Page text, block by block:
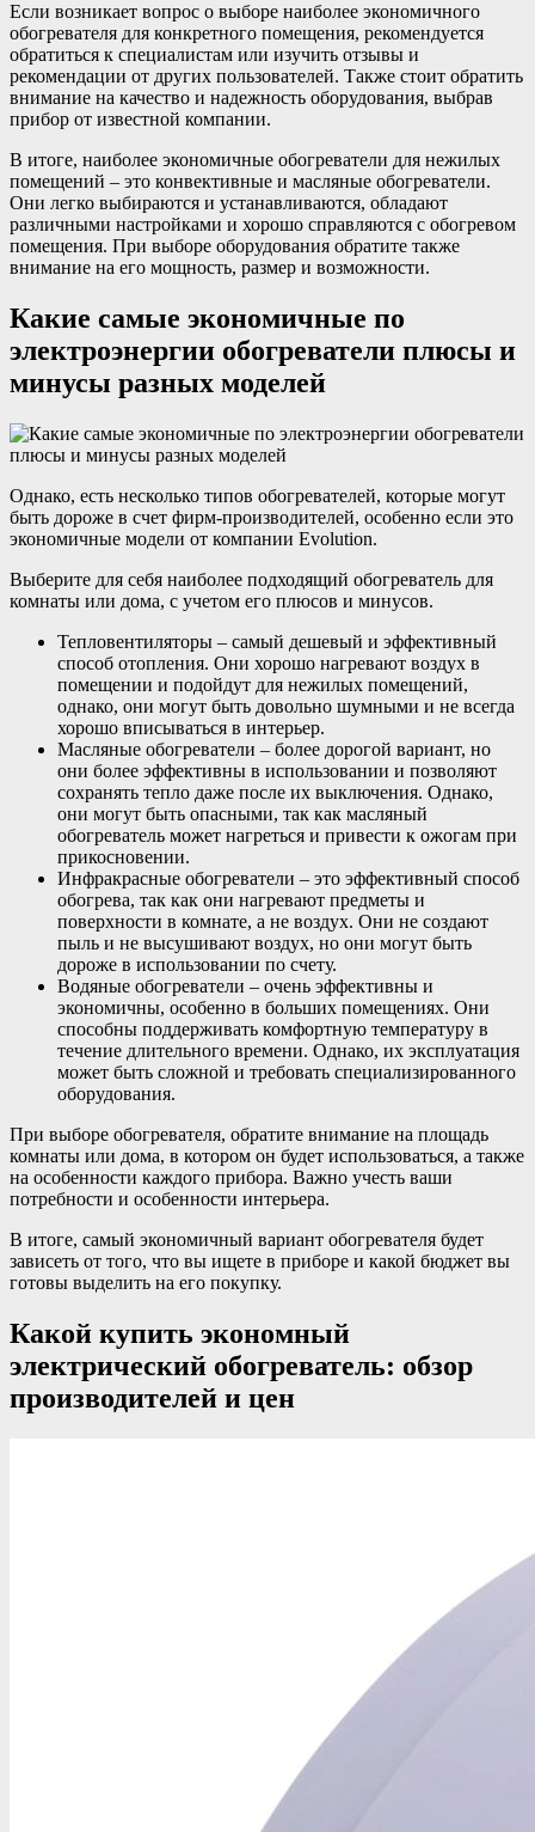
Если возникает вопрос о выборе наиболее экономичного
обогревателя для конкретного помещения, рекомендуется
обратиться к специалистам или изучить отзывы и
рекомендации от других пользователей. Также стоит обратить
внимание на качество и надежность оборудования, выбрав
прибор от известной компании.
В итоге, наиболее экономичные обогреватели для нежилых
помещений – это конвективные и масляные обогреватели.
Они легко выбираются и устанавливаются, обладают
различными настройками и хорошо справляются с обогревом
помещения. При выборе оборудования обратите также
внимание на его мощность, размер и возможности.
Какие самые экономичные по
электроэнергии обогреватели плюсы и
минусы разных моделей
Однако, есть несколько типов обогревателей, которые могут
быть дороже в счет фирм-производителей, особенно если это
экономичные модели от компании Evolution.
Выберите для себя наиболее подходящий обогреватель для
комнаты или дома, с учетом его плюсов и минусов.
Тепловентиляторы – самый дешевый и эффективный
способ отопления. Они хорошо нагревают воздух в
помещении и подойдут для нежилых помещений,
однако, они могут быть довольно шумными и не всегда
хорошо вписываться в интерьер.
Масляные обогреватели – более дорогой вариант, но
они более эффективны в использовании и позволяют
сохранять тепло даже после их выключения. Однако,
они могут быть опасными, так как масляный
обогреватель может нагреться и привести к ожогам при
прикосновении.
Инфракрасные обогреватели – это эффективный способ
обогрева, так как они нагревают предметы и
поверхности в комнате, а не воздух. Они не создают
пыль и не высушивают воздух, но они могут быть
дороже в использовании по счету.
Водяные обогреватели – очень эффективны и
экономичны, особенно в больших помещениях. Они
способны поддерживать комфортную температуру в
течение длительного времени. Однако, их эксплуатация
может быть сложной и требовать специализированного
оборудования.
При выборе обогревателя, обратите внимание на площадь
комнаты или дома, в котором он будет использоваться, а также
на особенности каждого прибора. Важно учесть ваши
потребности и особенности интерьера.
В итоге, самый экономичный вариант обогревателя будет
зависеть от того, что вы ищете в приборе и какой бюджет вы
готовы выделить на его покупку.
Какой купить экономный
электрический обогреватель: обзор
производителей и цен